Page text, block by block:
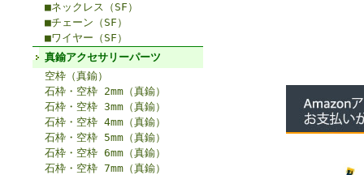
■ネックレス（SF）
■チェーン（SF）
■ワイヤー（SF）
真鍮アクセサリーパーツ
空枠（真鍮）
石枠・空枠 2mm（真鍮）
石枠・空枠 3mm（真鍮）
石枠・空枠 4mm（真鍮）
石枠・空枠 5mm（真鍮）
石枠・空枠 6mm（真鍮）
石枠・空枠 7mm（真鍮）